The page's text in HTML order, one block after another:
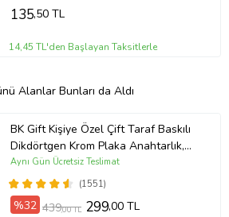
135,50 TL
14,45 TL'den Başlayan Taksitlerle
Alanlar Bunları da Aldı
BK Gift Kişiye Özel Çift Taraf Baskılı
Dikdörtgen Krom Plaka Anahtarlık,
Babaya Hediye, Sevgiliye, Arkadaşa
Hediye, Doğum Günü Hediyesi
(1551)
Aynı Gün Ücretsiz Teslimat
%32 439,00 TL 299,00 TL